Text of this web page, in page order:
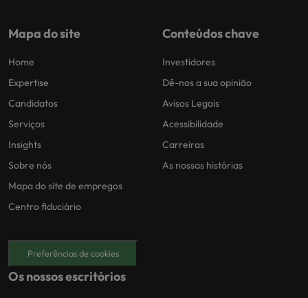
Mapa do site
Home
Expertise
Candidatos
Serviços
Insights
Sobre nós
Mapa do site de empregos
Centro fiduciário
Conteúdos chave
Investidores
Dê-nos a sua opinião
Avisos Legais
Acessibilidade
Carreiras
As nossas histórias
Preferências de cookies
Os nossos escritórios